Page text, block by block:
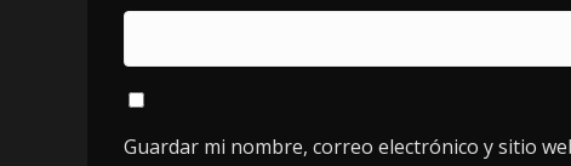
Guardar mi nombre, correo electrónico y sitio